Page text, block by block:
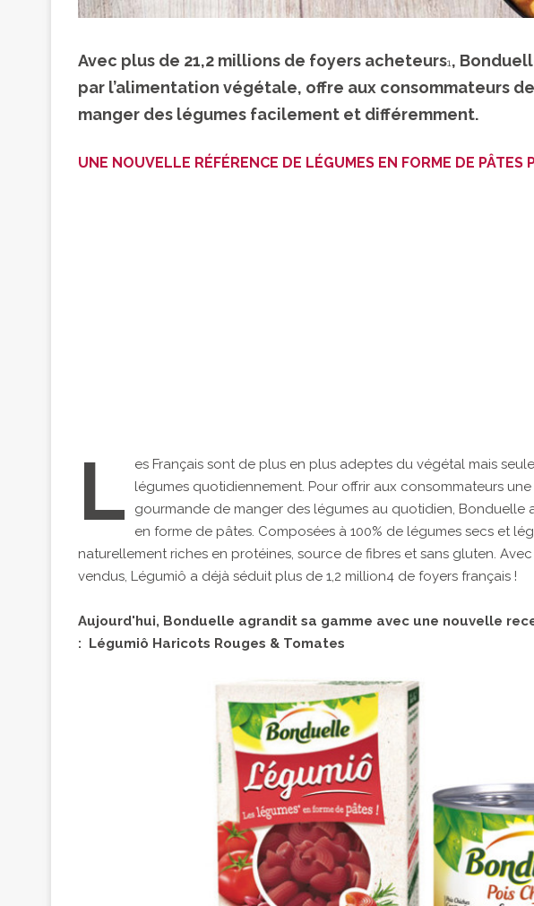
Avec plus de 21,2 millions de foyers acheteurs1,
par l’alimentation végétale, offre aux consommateurs
manger des légumes facilement et différemment.
UNE NOUVELLE RÉFÉRENCE DE LÉGUMES EN FORME DE PÂTES
L
es Français sont de plus en plus adeptes du végétal mais
légumes quotidiennement. Pour offrir aux consommateurs
gourmande de manger des légumes au quotidien, Bonduelle
en forme de pâtes. Composées à 100% de légumes secs et
naturellement riches en protéines, source de fibres et sans gluten.
vendus, Légumiô a déjà séduit plus de 1,2 million4 de foyers français !
Aujourd'hui, Bonduelle agrandit sa gamme avec une nouvelle
: Légumiô Haricots Rouges & Tomates